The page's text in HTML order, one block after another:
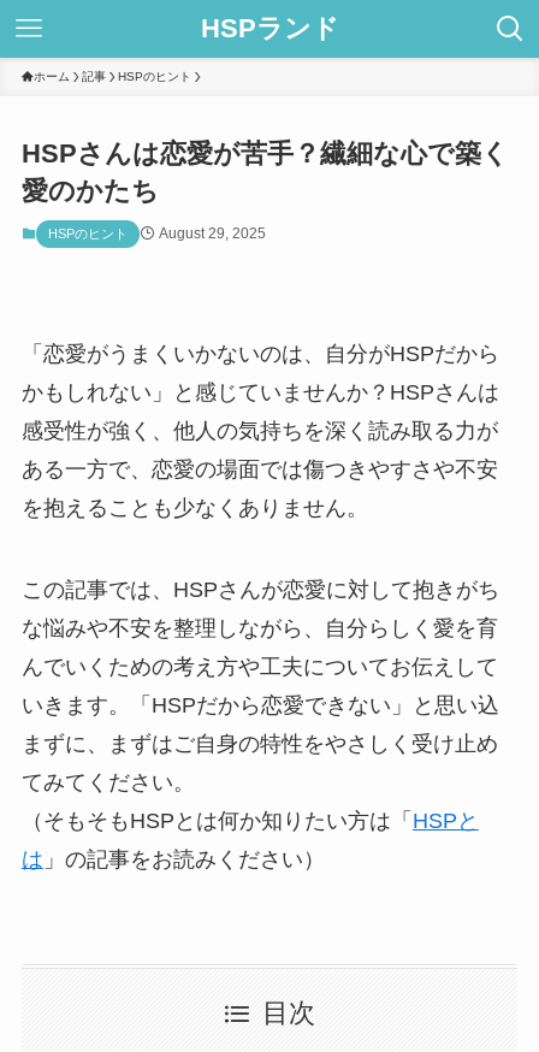
HSPランド
ホーム 記事 HSPのヒント
HSPさんは恋愛が苦手？繊細な心で築く
愛のかたち
HSPのヒント August 29, 2025
「恋愛がうまくいかないのは、自分がHSPだから
かもしれない」と感じていませんか？HSPさんは
感受性が強く、他人の気持ちを深く読み取る力が
ある一方で、恋愛の場面では傷つきやすさや不安
を抱えることも少なくありません。
この記事では、HSPさんが恋愛に対して抱きがち
な悩みや不安を整理しながら、自分らしく愛を育
んでいくための考え方や工夫についてお伝えして
いきます。「HSPだから恋愛できない」と思い込
まずに、まずはご自身の特性をやさしく受け止め
てみてください。
（そもそもHSPとは何か知りたい方は「 HSPと
は 」の記事をお読みください）
目次